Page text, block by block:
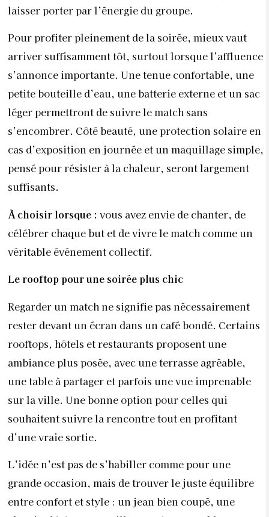
laisser porter par l’énergie du groupe.
Pour profiter pleinement de la soirée, mieux vaut
arriver suffisamment tôt, surtout lorsque l’affluence
s’annonce importante. Une tenue confortable, une
petite bouteille d’eau, une batterie externe et un sac
léger permettront de suivre le match sans
s’encombrer. Côté beauté, une protection solaire en
cas d’exposition en journée et un maquillage simple,
pensé pour résister à la chaleur, seront largement
suffisants.
À choisir lorsque : vous avez envie de chanter, de
célébrer chaque but et de vivre le match comme un
véritable événement collectif.
Le rooftop pour une soirée plus chic
Regarder un match ne signifie pas nécessairement
rester devant un écran dans un café bondé. Certains
rooftops, hôtels et restaurants proposent une
ambiance plus posée, avec une terrasse agréable,
une table à partager et parfois une vue imprenable
sur la ville. Une bonne option pour celles qui
souhaitent suivre la rencontre tout en profitant
d’une vraie sortie.
L’idée n’est pas de s’habiller comme pour une
grande occasion, mais de trouver le juste équilibre
entre confort et style : un jean bien coupé, une